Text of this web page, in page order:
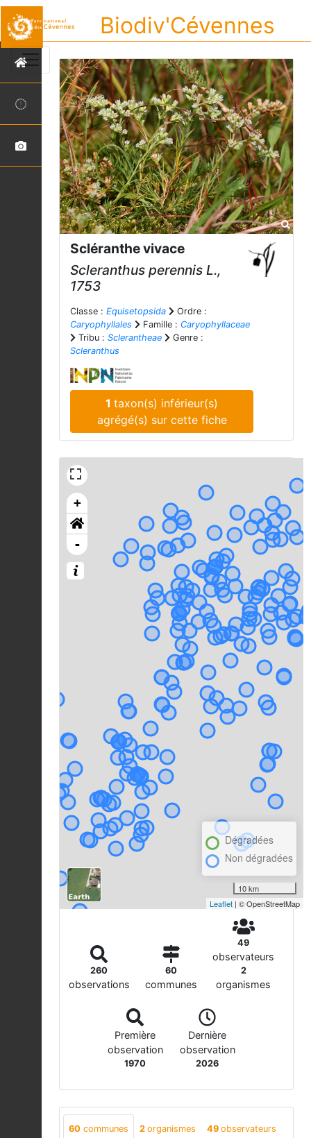
Biodiv'Cévennes
Scléranthe vivace
Scleranthus perennis L.,
1753
Classe : Equisetopsida
Ordre :
Caryophyllales
Famille : Caryophyllaceae
Tribu : Sclerantheae
Genre :
Scleranthus
1taxon(s) inférieur(s)
agrégé(s) sur cette fiche
+
-
Dégradées
Non dégradées
10 km
Leaflet | © OpenStreetMap
260
observations
60
communes
49
observateurs
2
organismes
Première
observation
1970
Dernière
observation
2026
60 communes 2 organismes 49 observateurs